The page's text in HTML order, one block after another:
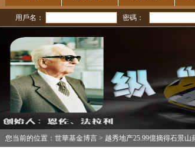
用戶名： 密碼：
您当前的位置：世華基金博言 > 越秀地产25.99億摘得石景山